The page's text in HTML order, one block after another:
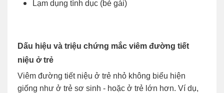
Lạm dụng tình dục (bé gái)
Dấu hiệu và triệu chứng mắc viêm đường tiết
niệu ở trẻ
Viêm đường tiết niệu ở trẻ nhỏ không biểu hiện
giống như ở trẻ sơ sinh - hoặc ở trẻ lớn hơn. Ví dụ,